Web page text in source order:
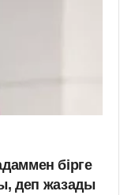
бірге
деп жазады